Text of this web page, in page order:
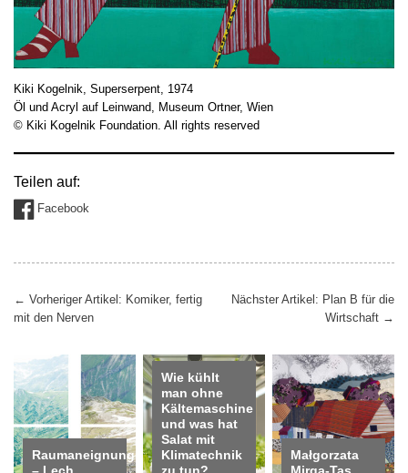
Kiki Kogelnik, Superserpent, 1974
Öl und Acryl auf Leinwand, Museum Ortner, Wien
© Kiki Kogelnik Foundation. All rights reserved
Teilen auf:
Facebook
← Vorheriger Artikel: Komiker, fertig
mit den Nerven
Nächster Artikel: Plan B für die
Wirtschaft →
Raumaneignungen
– Lech
Wie kühlt
man ohne
Kältemaschine
und was hat
Salat mit
Klimatechnik
zu tun?
Małgorzata
Mirga-Tas